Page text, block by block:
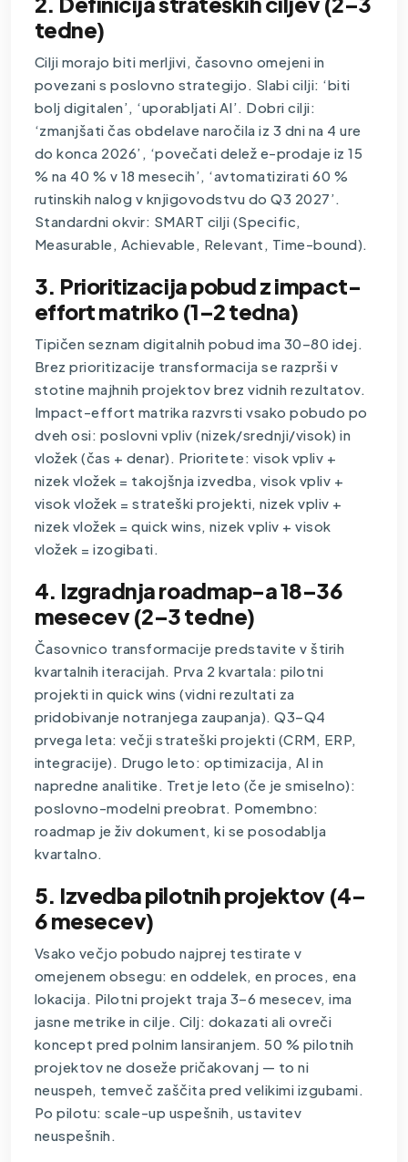
tedne)
Cilji morajo biti merljivi, časovno omejeni in
povezani s poslovno strategijo. Slabi cilji: ‘biti
bolj digitalen’, ‘uporabljati AI’. Dobri cilji:
‘zmanjšati čas obdelave naročila iz 3 dni na 4 ure
do konca 2026’, ‘povečati delež e-prodaje iz 15
% na 40 % v 18 mesecih’, ‘avtomatizirati 60 %
rutinskih nalog v knjigovodstvu do Q3 2027’.
Standardni okvir: SMART cilji (Specific,
Measurable, Achievable, Relevant, Time-bound).
3. Prioritizacija pobud z impact-
effort matriko (1–2 tedna)
Tipičen seznam digitalnih pobud ima 30–80 idej.
Brez prioritizacije transformacija se razprši v
stotine majhnih projektov brez vidnih rezultatov.
Impact-effort matrika razvrsti vsako pobudo po
dveh osi: poslovni vpliv (nizek/srednji/visok) in
vložek (čas + denar). Prioritete: visok vpliv +
nizek vložek = takojšnja izvedba, visok vpliv +
visok vložek = strateški projekti, nizek vpliv +
nizek vložek = quick wins, nizek vpliv + visok
vložek = izogibati.
4. Izgradnja roadmap-a 18–36
mesecev (2–3 tedne)
Časovnico transformacije predstavite v štirih
kvartalnih iteracijah. Prva 2 kvartala: pilotni
projekti in quick wins (vidni rezultati za
pridobivanje notranjega zaupanja). Q3–Q4
prvega leta: večji strateški projekti (CRM, ERP,
integracije). Drugo leto: optimizacija, AI in
napredne analitike. Tretje leto (če je smiselno):
poslovno-modelni preobrat. Pomembno:
roadmap je živ dokument, ki se posodablja
kvartalno.
5. Izvedba pilotnih projektov (4–
6 mesecev)
Vsako večjo pobudo najprej testirate v
omejenem obsegu: en oddelek, en proces, ena
lokacija. Pilotni projekt traja 3–6 mesecev, ima
jasne metrike in cilje. Cilj: dokazati ali ovreči
koncept pred polnim lansiranjem. 50 % pilotnih
projektov ne doseže pričakovanj — to ni
neuspeh, temveč zaščita pred velikimi izgubami.
Po pilotu: scale-up uspešnih, ustavitev
neuspešnih.